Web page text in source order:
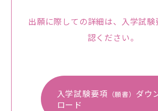
出願に際しての詳細は、入学試
認ください。
入学試験要項 （願書） ダウ
ロード